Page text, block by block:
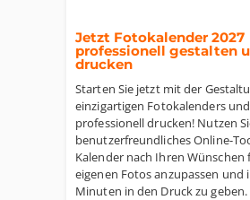
Jetzt Fotokalender 2027
professionell gestalten
drucken
Starten Sie jetzt mit der
einzigartigen Fotokalenders
professionell drucken! Nutzen
benutzerfreundliches Online-
Kalender nach Ihren Wünschen
eigenen Fotos anzupassen und
Minuten in den Druck zu geben.